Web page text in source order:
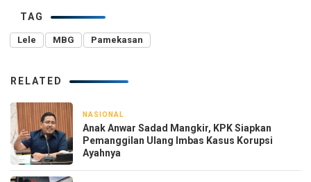
TAG
Lele MBG Pamekasan
RELATED
NASIONAL
Anak Anwar Sadad Mangkir, KPK Siapkan
Pemanggilan Ulang Imbas Kasus Korupsi
Ayahnya